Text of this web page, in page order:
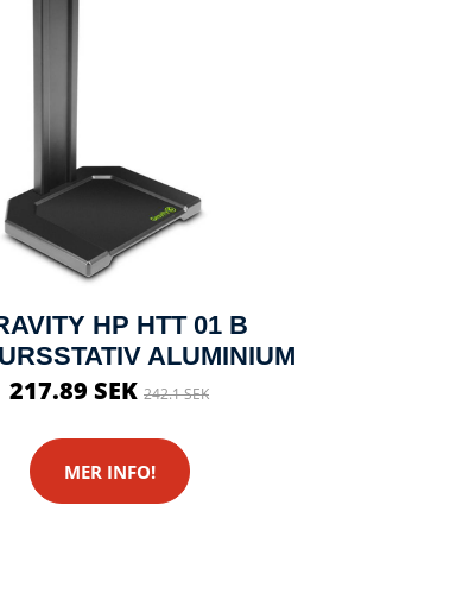
HP HTT 01 B
ALUMINIUM
217.89 SEK 242.1 SEK
MER INFO!